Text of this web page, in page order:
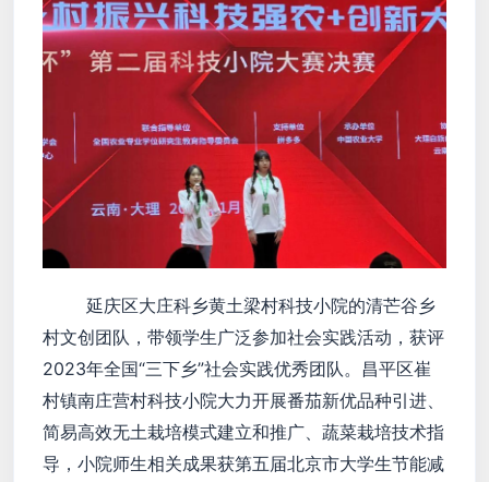
延庆区大庄科乡黄土梁村科技小院的清芒谷乡
村文创团队，带领学生广泛参加社会实践活动，获评
2023年全国“三下乡”社会实践优秀团队。昌平区崔
村镇南庄营村科技小院大力开展番茄新优品种引进、
简易高效无土栽培模式建立和推广、蔬菜栽培技术指
导，小院师生相关成果获第五届北京市大学生节能减